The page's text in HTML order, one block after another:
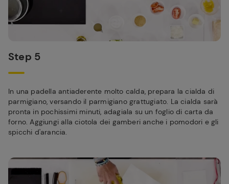
Step 5
In una padella antiaderente molto calda, prepara la cialda di
parmigiano, versando il parmigiano grattugiato. La cialda sarà
pronta in pochissimi minuti, adagiala su un foglio di carta da
forno. Aggiungi alla ciotola dei gamberi anche i pomodori e gli
spicchi d'arancia.